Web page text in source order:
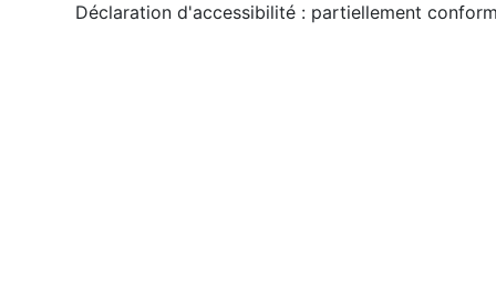
Déclaration d'accessibilité : partiellement